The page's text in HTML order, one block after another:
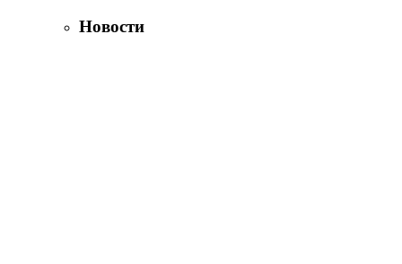
Новости